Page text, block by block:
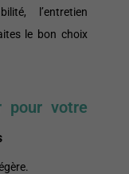
l’entretien
le bon choix
pour votre